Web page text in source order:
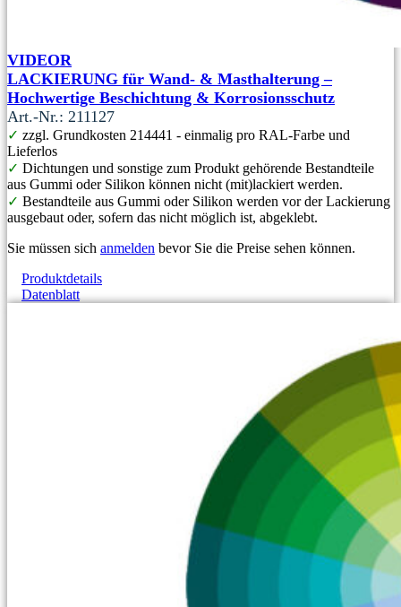
VIDEOR
LACKIERUNG für Wand- & Masthalterung –
Hochwertige Beschichtung & Korrosionsschutz
Art.-Nr.: 211127
✓ zzgl. Grundkosten 214441 - einmalig pro RAL-Farbe und
Lieferlos
✓ Dichtungen und sonstige zum Produkt gehörende Bestandteile
aus Gummi oder Silikon können nicht (mit)lackiert werden.
✓ Bestandteile aus Gummi oder Silikon werden vor der Lackierung
ausgebaut oder, sofern das nicht möglich ist, abgeklebt.
Sie müssen sich anmelden bevor Sie die Preise sehen können.
Produktdetails
Datenblatt